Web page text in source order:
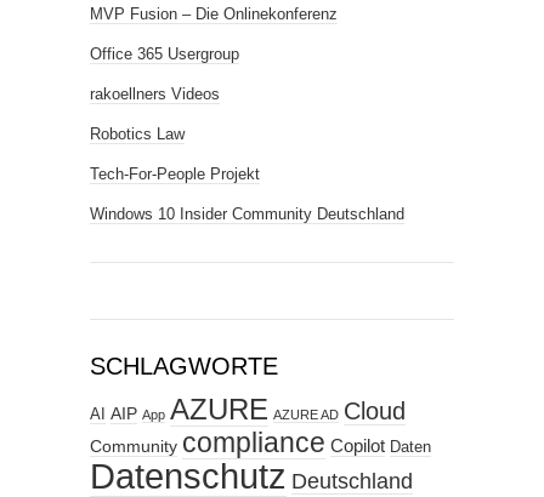
MVP Fusion – Die Onlinekonferenz
Office 365 Usergroup
rakoellners Videos
Robotics Law
Tech-For-People Projekt
Windows 10 Insider Community Deutschland
SCHLAGWORTE
AI AIP App AZURE AZURE AD Cloud
Community compliance Copilot Daten
Datenschutz Deutschland